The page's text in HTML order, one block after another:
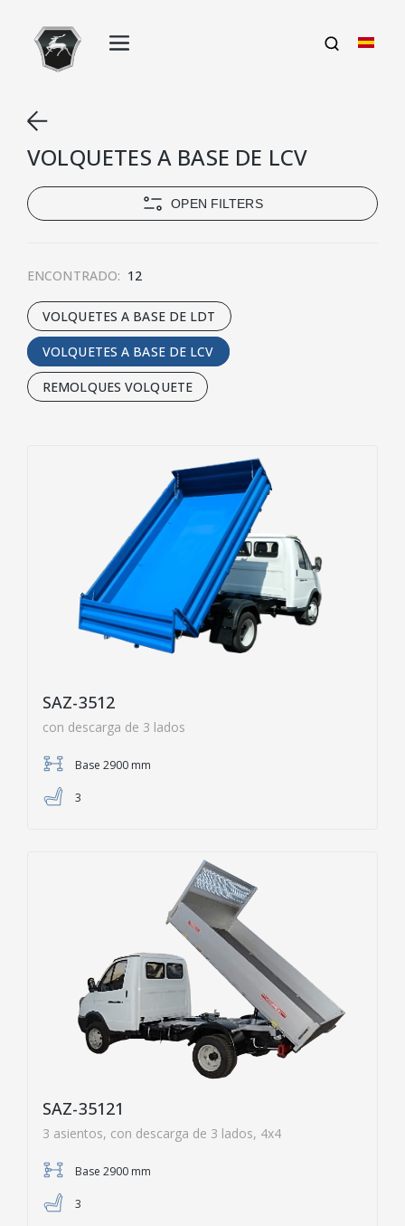
VOLQUETES A BASE DE LCV
OPEN FILTERS
ENCONTRADO: 12
VOLQUETES A BASE DE LDT
VOLQUETES A BASE DE LCV
REMOLQUES VOLQUETE
SAZ-3512
con descarga de 3 lados
Base 2900 mm
3
SAZ-35121
3 asientos, con descarga de 3 lados, 4x4
Base 2900 mm
3